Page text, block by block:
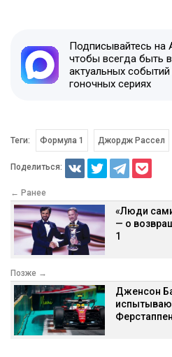
Подписывайтесь на
чтобы всегда быть
актуальных
гоночных сериях
Теги: Формула 1 Джордж Рассел
Поделиться:
← Ранее
«Люди
— о
1
Позже →
Дженсон
Ферстаппен